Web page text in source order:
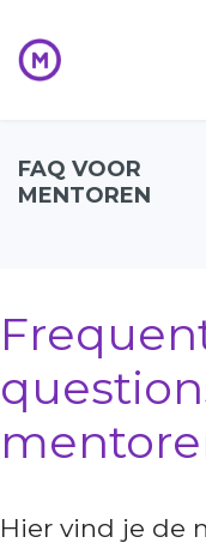
FAQ VOOR
MENTOREN
Hier vind je de